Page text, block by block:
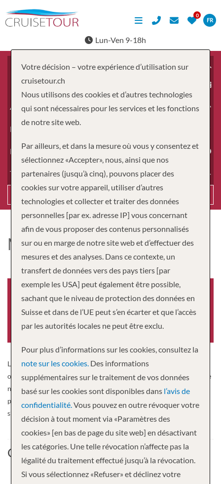
FR
Lun-Ven 9-18h
À partir du
Adultes
Enfants
Durée
Type de voyage
MS WOLGA DREAM
Année de construction
-0001
Le Volga Dream est le premier navire de luxe russe sur la Volga à
offrir un standard comparable à celui d’un hôtel 5 étoiles. Le navire
ne compte que 56 cabines confortables, réparties sur quatre ponts
pour un maximum de 109 passagers. Les 60 membres de l’équipage
s’efforcent toujours de faire en sorte que vous ne manquiez rien.
Cabine
Votre décision – votre expérience d’utilisation sur
cruisetour.ch
Nous utilisons des cookies et d’autres technologies
qui sont nécessaires pour les services et les fonctions
de notre site web.
Par ailleurs, et dans la mesure où vous y consentez et
sélectionnez «Accepter», nous, ainsi que nos
partenaires (jusqu’à cinq), pouvons placer des
cookies sur votre appareil, utiliser d’autres
technologies et collecter et traiter des données
personnelles [par ex. adresse IP] vous concernant
afin de vous proposer des contenus personnalisés
sur ou en marge de notre site web et d’effectuer des
mesures et des analyses. Dans ce contexte, un
transfert de données vers des pays tiers [par
exemple les USA] peut également être possible,
sachant que le niveau de protection des données en
Suisse et dans de l’UE peut s’en écarter et que l’accès
par les autorités locales ne peut être exclu.
Pour plus d’informations sur les cookies, consultez la
note sur les cookies. Des informations
supplémentaires sur le traitement de vos données
basé sur les cookies sont disponibles dans l’avis de
confidentialité.Vous pouvez en outre révoquer votre
décision à tout moment via «Paramètres des
cookies» [en bas de page du site web] en désactivant
les catégories. Une telle révocation n’affecte pas la
légalité du traitement effectué jusqu’à la révocation.
Si vous sélectionnez «Refuser» et déclinez votre